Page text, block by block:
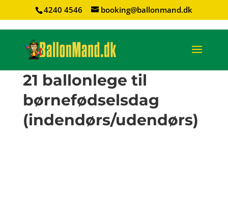
4240 4546 booking@ballonmand.dk
21 ballonlege til
børnefødselsdag
(indendørs/udendørs)